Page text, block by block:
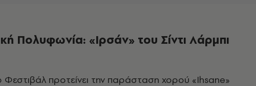
Πολυφωνία: «Ιρσάν» του Σίντι Λάρμπι